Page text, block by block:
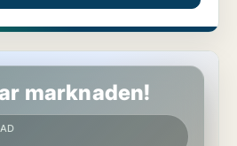
marknaden!